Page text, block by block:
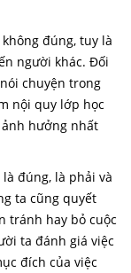
đúng, tuy là
người khác. Đối
chuyện trong
nội quy lớp học
hưởng nhất
đúng, là phải và
ta cũng quyết
tránh hay bỏ cuộc
ta đánh giá việc
đích của việc